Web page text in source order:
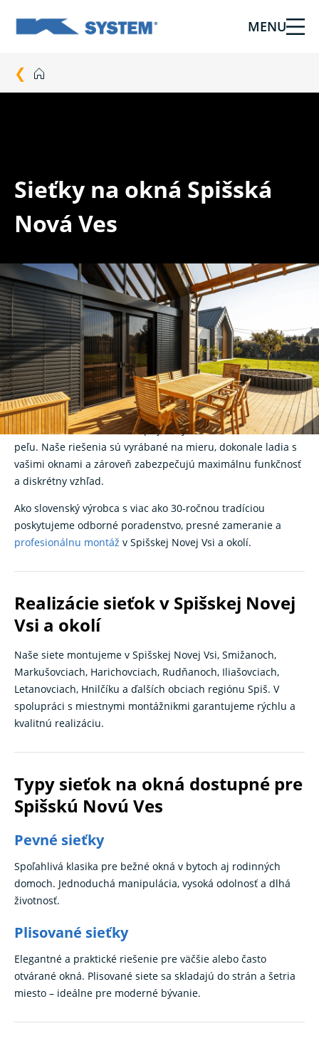
Tieniaca
pre
vašu
MENU
Sieťky na okná Spišská
Nová Ves
Sieťky na okná Spišská
Nová Ves – nerušené
vetranie bez hmyzu
Hľadáte kvalitnésieťky na oknáv Spišskej Novej Vsi? V
K‑systemevám ponúkame moderné siete proti hmyzu, ktoré
vám umožnia vetrať bez nepríjemných komárov, múch či
peľu. Naše riešenia sú vyrábané na mieru, dokonale ladia s
vašimi oknami a zároveň zabezpečujú maximálnu funkčnosť
a diskrétny vzhľad.
Ako slovenský výrobca s viac ako 30-ročnou tradíciou
poskytujeme odborné poradenstvo, presné zameranie a
profesionálnu montáž v Spišskej Novej Vsi a okolí.
Realizácie sieťok v Spišskej Novej
Vsi a okolí
Naše siete montujeme v Spišskej Novej Vsi, Smižanoch,
Markušovciach, Harichovciach, Rudňanoch, Iliašovciach,
Letanovciach, Hnilčíku a ďalších obciach regiónu Spiš. V
spolupráci s miestnymi montážnikmi garantujeme rýchlu a
kvalitnú realizáciu.
Typy sieťok na okná dostupné pre
Spišskú Novú Ves
Pevné sieťky
Spoľahlivá klasika pre bežné okná v bytoch aj rodinných
domoch. Jednoduchá manipulácia, vysoká odolnosť a dlhá
životnosť.
Plisované sieťky
Elegantné a praktické riešenie pre väčšie alebo často
otvárané okná. Plisované siete sa skladajú do strán a šetria
miesto – ideálne pre moderné bývanie.